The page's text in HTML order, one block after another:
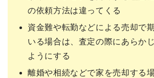
の依頼方法は違ってくる
資金難や転勤などによる売却で
いる場合は、査定の際にあらか
ようにする
離婚や相続などで家を売却する